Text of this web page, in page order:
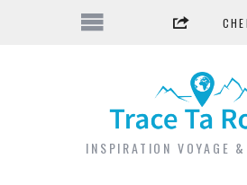
INSPIRATION VOYAGE